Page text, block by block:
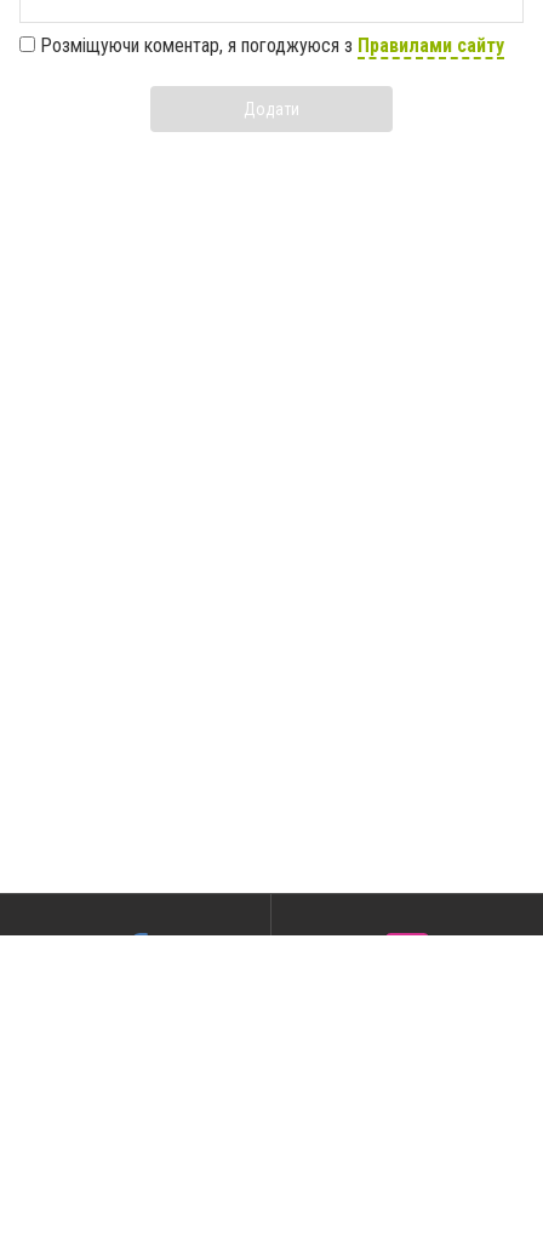
Розміщуючи коментар, я погоджуюся з Правилами сайту
Додати